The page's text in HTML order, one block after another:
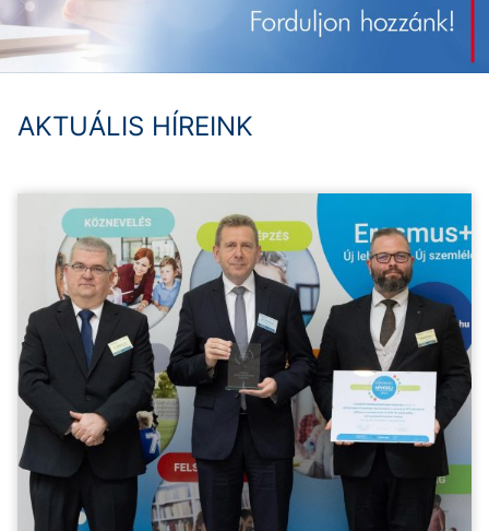
AKTUÁLIS HÍREINK